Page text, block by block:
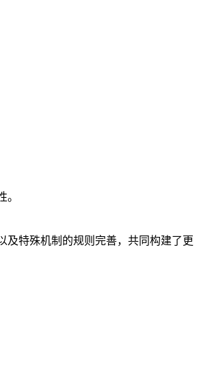
及特殊机制的规则完善，共同构建了更